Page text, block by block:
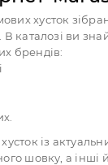
хусток
каталозі ви
брендів:
із
шовку, а інші